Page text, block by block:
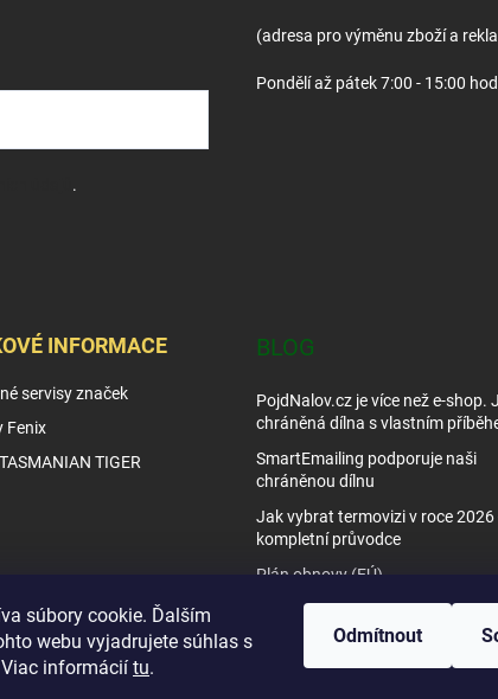
súbory cookie. Ďalším
webu vyjadrujete súhlas s
informácií tu.
Odmítnout
.
(adresa pro výměnu zboží a
Pondělí až pátek 7:00 - 15:00
INFORMACE
servisy značek
Fenix
TIGER
BLOG
PojdNalov.cz je více než e-shop.
chráněná dílna s vlastním
SmartEmailing podporuje naši
chráněnou dílnu
Jak vybrat termovizi v roce 2026
kompletní průvodce
Plán obnovy (EÚ)
Tipy využití nočního vidění
Jak vybrat noční vidění